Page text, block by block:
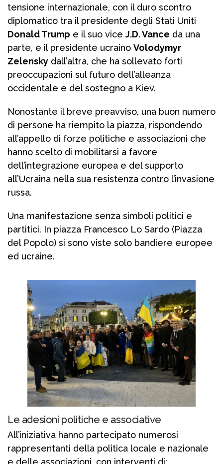
tensione internazionale, con il duro scontro
diplomatico tra il presidente degli Stati Uniti
Donald Trump e il suo vice J.D. Vance da una
parte, e il presidente ucraino Volodymyr
Zelensky dall’altra, che ha sollevato forti
preoccupazioni sul futuro dell’alleanza
occidentale e del sostegno a Kiev.
Nonostante il breve preavviso, una buon numero
di persone ha riempito la piazza, rispondendo
all’appello di forze politiche e associazioni che
hanno scelto di mobilitarsi a favore
dell’integrazione europea e del supporto
all’Ucraina nella sua resistenza contro l’invasione
russa.
Una manifestazione senza simboli politici e
partitici. In piazza Francesco Lo Sardo (Piazza
del Popolo) si sono viste solo bandiere europee
ed ucraine.
Le adesioni politiche e associative
All’iniziativa hanno partecipato numerosi
rappresentanti della politica locale e nazionale
e delle associazioni, con interventi di: